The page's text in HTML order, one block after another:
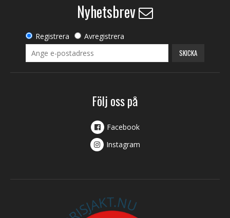
Nyhetsbrev
Registrera Avregistrera
SKICKA
Följ oss på
Facebook
Instagram